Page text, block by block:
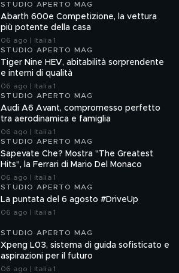
STUDIO APERTO MAG
Abarth 600e Competizione, la vettura
più potente della casa
06 ago | Italia 1
STUDIO APERTO MAG
Tiger Nine HEV, abitabilità sorprendente
e interni di qualità
06 ago | Italia 1
STUDIO APERTO MAG
Audi A6 Avant, compromesso perfetto
tra aerodinamica e famiglia
06 ago | Italia 1
STUDIO APERTO MAG
Sapevate Che? Mostra "The Greatest
Hits", la Ferrari di Mario Del Monaco
06 ago | Italia 1
STUDIO APERTO MAG
La puntata del 6 agosto #DriveUp
06 ago | Italia 1
STUDIO APERTO MAG
Xpeng L03, sistema di guida sofisticato e
aspirazioni per il futuro
06 ago | Italia 1